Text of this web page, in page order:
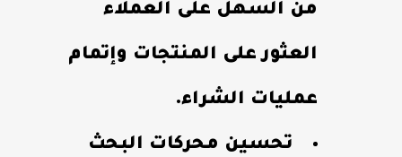
من السهل على العملاء
العثور على المنتجات وإتمام
عمليات الشراء.
تحسين محركات البحث